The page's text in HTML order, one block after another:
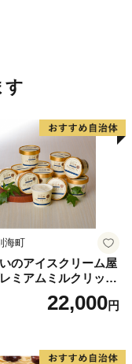
す
海町
のアイスクリーム屋
ミアムミルクリッチ
AP-01）（ 北海道アイ
道産アイス アイス ア
ス 道産アイスクリ
22,000円